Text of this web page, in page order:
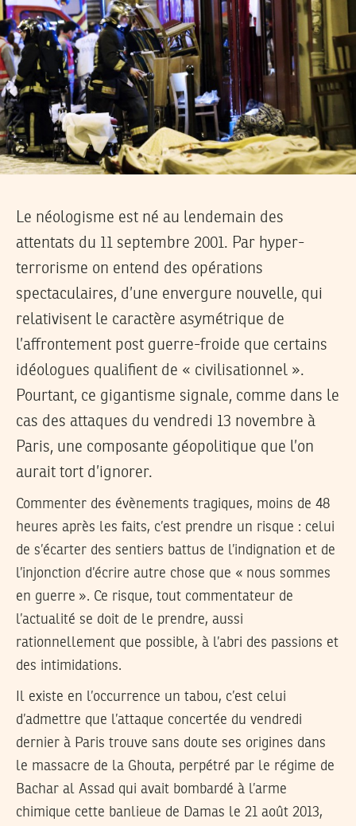
Le néologisme est né au lendemain des
attentats du 11 septembre 2001. Par hyper-
terrorisme on entend des opérations
spectaculaires, d’une envergure nouvelle, qui
relativisent le caractère asymétrique de
l’affrontement post guerre-froide que certains
idéologues qualifient de « civilisationnel ».
Pourtant, ce gigantisme signale, comme dans le
cas des attaques du vendredi 13 novembre à
Paris, une composante géopolitique que l’on
aurait tort d’ignorer.
Commenter des évènements tragiques, moins de 48
heures après les faits, c’est prendre un risque : celui
de s’écarter des sentiers battus de l’indignation et de
l’injonction d’écrire autre chose que « nous sommes
en guerre ». Ce risque, tout commentateur de
l’actualité se doit de le prendre, aussi
rationnellement que possible, à l’abri des passions et
des intimidations.
Il existe en l’occurrence un tabou, c’est celui
d’admettre que l’attaque concertée du vendredi
dernier à Paris trouve sans doute ses origines dans
le massacre de la Ghouta, perpétré par le régime de
Bachar al Assad qui avait bombardé à l’arme
chimique cette banlieue de Damas le 21 août 2013,